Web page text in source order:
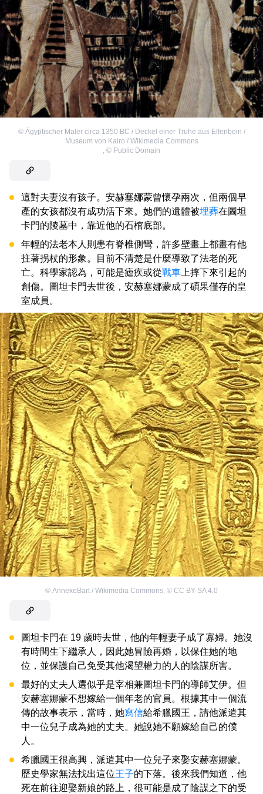
© Ägyptischer Maler circa 1350 BC / Deckel einer Truhe aus Elfenbein /
Museum von Kairo / Wikimedia Commons
, © Public Domain
這對夫妻沒有孩子。安赫塞娜蒙曾懷孕兩次，但兩個早
產的女孩都沒有成功活下來。她們的遺體被埋葬在圖坦
卡門的陵墓中，靠近他的石棺底部。
年輕的法老本人則患有脊椎側彎，許多壁畫上都畫有他
拄著拐杖的形象。目前不清楚是什麼導致了法老的死
亡。科學家認為，可能是瘧疾或從戰車 上摔下來引起的
創傷。圖坦卡門去世後，安赫塞娜蒙成了碩果僅存的皇
室成員。
© AnnekeBart / Wikimedia Commons, © CC BY-SA 4.0
圖坦卡門在 19 歲時去世，他的年輕妻子成了寡婦。她沒
有時間生下繼承人，因此她冒險再婚，以保住她的地
位，並保護自己免受其他渴望權力的人的陰謀所害。
最好的丈夫人選似乎是宰相兼圖坦卡門的導師艾伊。但
安赫塞娜蒙不想嫁給一個年老的官員。根據其中一個流
傳的故事表示，當時，她寫信給希臘國王，請他派遣其
中一位兒子成為她的丈夫。她說她不願嫁給自己的僕
人。
希臘國王很高興，派遣其中一位兒子來娶安赫塞娜蒙。
歷史學家無法找出這位王子的下落。後來我們知道，他
死在前往迎娶新娘的路上，很可能是成了陰謀之下的受